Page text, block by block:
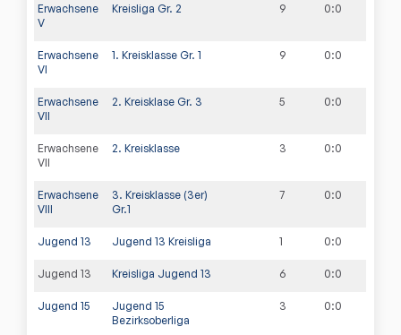
Erwachsene
V
Kreisliga Gr. 2 9 0:0
Erwachsene
VI
1. Kreisklasse Gr. 1 9 0:0
Erwachsene
VII
2. Kreisklase Gr. 3 5 0:0
Erwachsene
VII
2. Kreisklasse 3 0:0
Erwachsene
VIII
3. Kreisklasse (3er)
Gr.1
7 0:0
Jugend 13 Jugend 13 Kreisliga 1 0:0
Jugend 13 Kreisliga Jugend 13 6 0:0
Jugend 15
Jugend 15
Bezirksoberliga
3 0:0